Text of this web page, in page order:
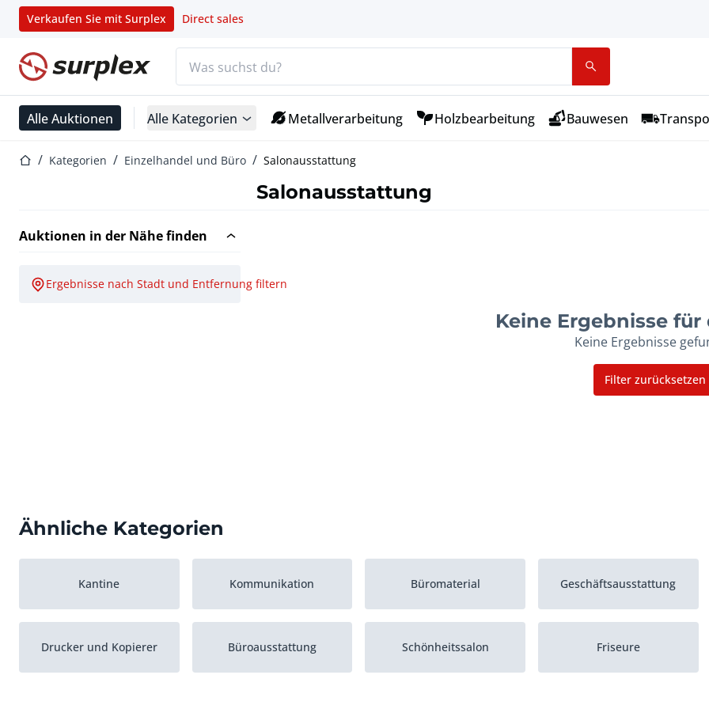
Verkaufen Sie mit Surplex Direct sales
Startseite
Alle Auktionen Alle Kategorien Metallverarbeitung Holzbearbeitung Bauwesen
StartseiteKategorien Einzelhandel und Büro Salonausstattung
Salonausstattung
Auktionen in der Nähe finden
Ergebnisse nach Stadt und Entfernung filtern
Keine Ergebnisse für
Keine Ergebnisse
Filter zurücksetzen
Ähnliche Kategorien
Kantine Kommunikation Büromaterial Geschäftsausstattung
Drucker und Kopierer Büroausstattung Schönheitssalon Friseure